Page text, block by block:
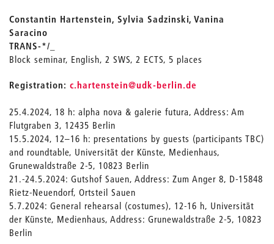
Constantin Hartenstein, Sylvia Sadzinski, Vanina
Saracino
TRANS-*/_
Block seminar, English, 2 SWS, 2 ECTS, 5 places
Registration: c.hartenstein_
@udk-berlin.de
25.4.2024, 18 h: alpha nova & galerie futura, Address: Am
Flutgraben 3, 12435 Berlin
15.5.2024, 12–16 h: presentations by guests (participants TBC)
and roundtable, Universität der Künste, Medienhaus,
Grunewaldstraße 2-5, 10823 Berlin
21.-24.5.2024: Gutshof Sauen, Address: Zum Anger 8, D-15848
Rietz-Neuendorf, Ortsteil Sauen
5.7.2024: General rehearsal (costumes), 12-16 h, Universität
der Künste, Medienhaus, Address: Grunewaldstraße 2-5, 10823
Berlin